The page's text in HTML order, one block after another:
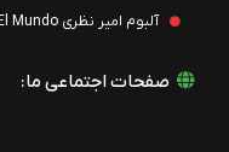
آلبوم امیر نظری El Mundo
صفحات اجتماعی ما: